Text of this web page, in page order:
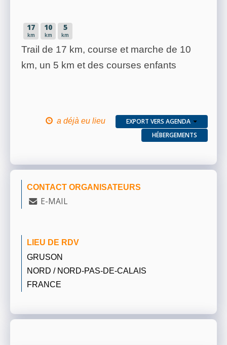
17
km
10
km
5
km
Trail de 17 km, course et marche de 10
km, un 5 km et des courses enfants
a déjà eu lieu
EXPORT VERS AGENDA
HÉBERGEMENTS
CONTACT ORGANISATEURS
E-MAIL
LIEU DE RDV
GRUSON
NORD / NORD-PAS-DE-CALAIS
FRANCE